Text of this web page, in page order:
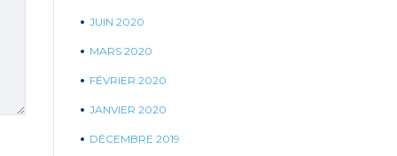
JUIN 2020
MARS 2020
FÉVRIER 2020
JANVIER 2020
DÉCEMBRE 2019